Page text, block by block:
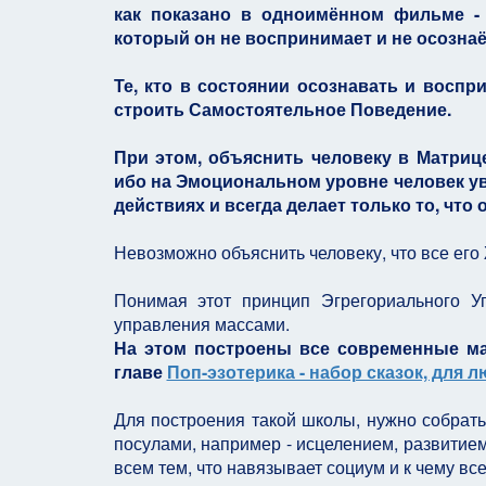
как показано в одноимённом фильме
который он не воспринимает и не
Те, кто в состоянии осознавать и
строить Самостоятельное Поведение.
При этом, объяснить человеку в
ибо на Эмоциональном уровне человек
действиях и всегда делает только то, что
Невозможно объяснить человеку, что все
Понимая этот принцип Эгрегориального
управления массами.
На этом построены все современные
главе Поп-эзотерика - набор сказок,
Для построения такой школы, нужно
посулами, например - исцелением,
всем тем, что навязывает социум и к чему